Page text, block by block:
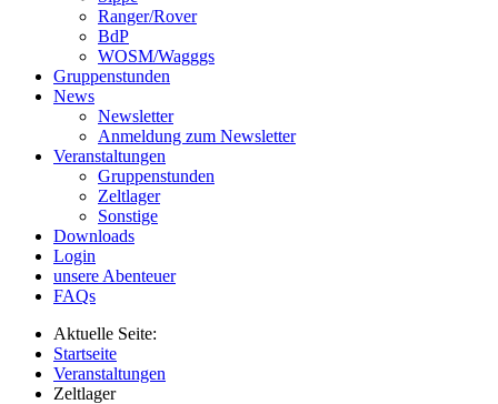
Ranger/Rover
BdP
WOSM/Wagggs
Gruppenstunden
News
Newsletter
Anmeldung zum Newsletter
Veranstaltungen
Gruppenstunden
Zeltlager
Sonstige
Downloads
Login
unsere Abenteuer
FAQs
Aktuelle Seite:
Startseite
Veranstaltungen
Zeltlager